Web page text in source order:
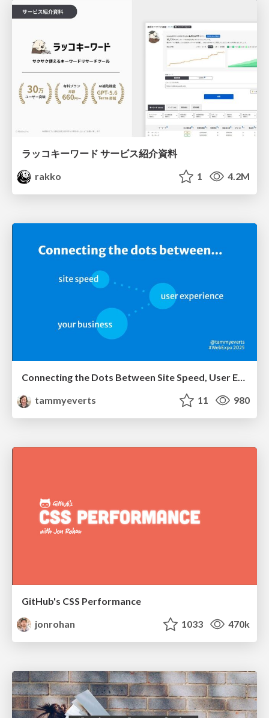
ラッコキーワード サービス紹介資料
rakko
1 4.2M
Connecting the Dots Between Site Speed, User Experience & Your Business [WebExpo 2025]
tammyeverts
11 980
GitHub's CSS Performance
jonrohan
1033 470k